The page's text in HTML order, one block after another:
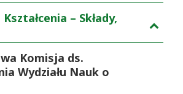
– Składy,
Komisja ds.
Wydziału Nauk o